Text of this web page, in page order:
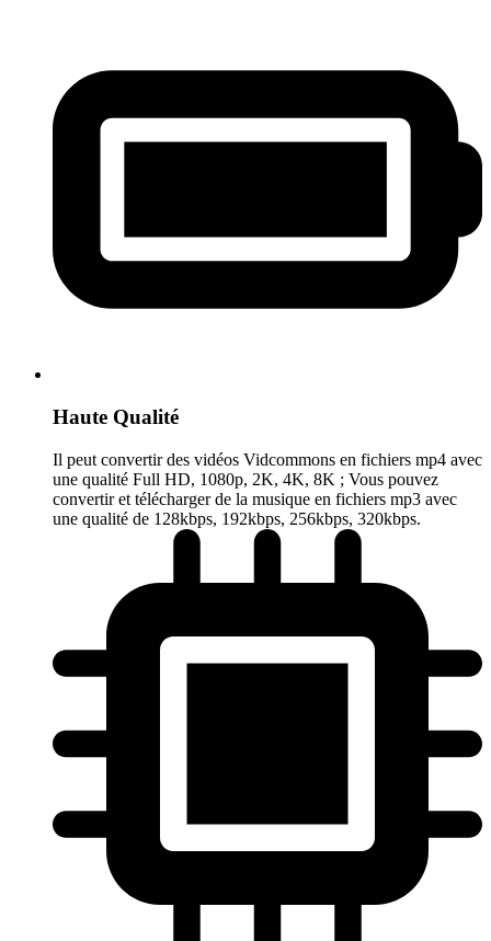
Haute Qualité
Il peut convertir des vidéos Vidcommons en fichiers mp4 avec
une qualité Full HD, 1080p, 2K, 4K, 8K ; Vous pouvez
convertir et télécharger de la musique en fichiers mp3 avec
une qualité de 128kbps, 192kbps, 256kbps, 320kbps.